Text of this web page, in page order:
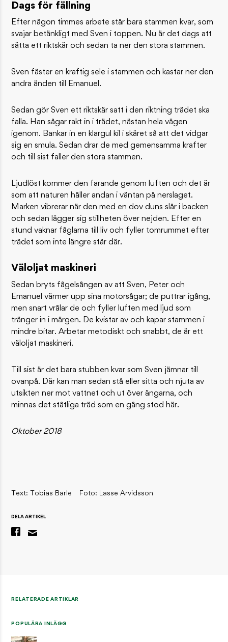
Dags för fällning
Efter någon timmes arbete står bara stammen kvar, som
svajar betänkligt med Sven i toppen. Nu är det dags att
sätta ett riktskär och sedan ta ner den stora stammen.
Sven fäster en kraftig sele i stammen och kastar ner den
andra änden till Emanuel.
Sedan gör Sven ett riktskär satt i den riktning trädet ska
falla. Han sågar rakt in i trädet, nästan hela vägen
igenom. Bankar in en klargul kil i skäret så att det vidgar
sig en smula. Sedan drar de med gemensamma krafter
och till sist faller den stora stammen.
Ljudlöst kommer den farande genom luften och det är
som att naturen håller andan i väntan på nerslaget.
Marken vibrerar när den med en dov duns slår i backen
och sedan lägger sig stillheten över nejden. Efter en
stund vaknar fåglarna till liv och fyller tomrummet efter
trädet som inte längre står där.
Väloljat maskineri
Sedan bryts fågelsången av att Sven, Peter och
Emanuel värmer upp sina motorsågar; de puttrar igång,
men snart vrålar de och fyller luften med ljud som
tränger in i märgen. De kvistar av och kapar stammen i
mindre bitar. Arbetar metodiskt och snabbt, de är ett
väloljat maskineri.
Till sist är det bara stubben kvar som Sven jämnar till
ovanpå. Där kan man sedan stå eller sitta och njuta av
utsikten ner mot vattnet och ut över ängarna, och
minnas det ståtliga träd som en gång stod här.
Oktober 2018
Text: Tobias Barle Foto: Lasse Arvidsson
DELA ARTIKEL
RELATERADE ARTIKLAR
POPULÄRA INLÄGG